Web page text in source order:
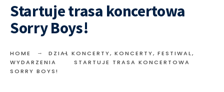
Startuje trasa koncertowa
Sorry Boys!
HOME DZIAŁ KONCERTY, KONCERTY, FESTIWAL,
WYDARZENIA
STARTUJE TRASA KONCERTOWA
SORRY BOYS!